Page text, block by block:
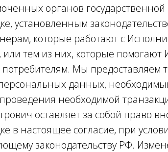
органов государственной
установленным
которые работают с
или тем из них, которые
потребителям. Мы предоставляем
данных,
необходимой
оставляет за собой право
в настоящее согласие, при
законодательству РФ.